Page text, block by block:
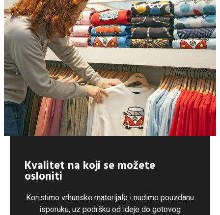
Kvalitet na koji se možete
osloniti
Koristimo vrhunske materijale i nudimo pouzdanu
isporuku, uz podršku od ideje do gotovog